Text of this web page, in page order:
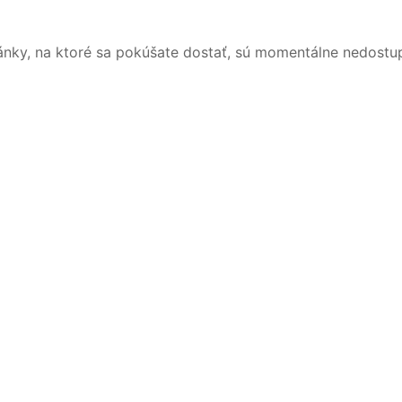
na ktoré sa pokúšate dostať, sú momentálne